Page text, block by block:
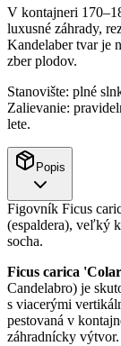
V kontajneri
luxusné záhrady,
Kandelaber tvar je
zber plodov.
Stanovište: plné
Zalievanie:
lete.
Popis
Figovník Ficus
(espaldera), veľký
socha.
Ficus carica
Candelabro) je
s viacerými
pestovaná v
záhradnícky výtvor.